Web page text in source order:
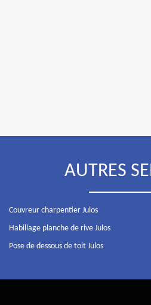
AUTRES
Couvreur charpentier Julos
Habillage planche de rive Julos
Pose de dessous de toit Julos